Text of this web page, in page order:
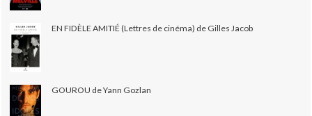
EN FIDÈLE AMITIÉ (Lettres de cinéma) de Gilles Jacob
GOUROU de Yann Gozlan